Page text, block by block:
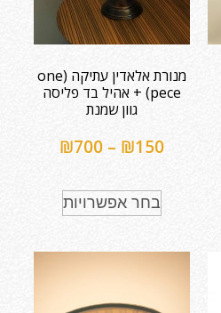
מנורת אלאדין עתיקה (one
pece) + אהיל בד פליסה
גוון שמנת
₪150
–
₪700
בחר אפשרויות